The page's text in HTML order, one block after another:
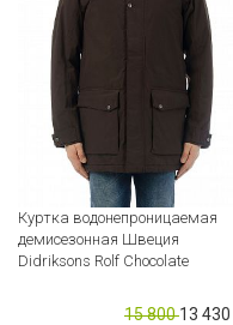
Куртка водонепроницаемая
демисезонная Швеция
Didriksons Rolf Chocolate
Артикул: CB000039034
15 80013 430